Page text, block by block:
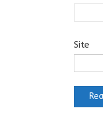
Site